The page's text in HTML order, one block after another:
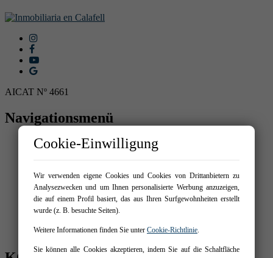
AICAT Nº 4661
Navigationsmenü
Startseite
Neubauprojekte
Detalle promoción
Verkaufen sie ihre immobilie
Uber uns
Kontakt
Cookie-Einwilligung
Wir verwenden eigene Cookies und Cookies von Drittanbietern zu
Analysezwecken und um Ihnen personalisierte Werbung anzuzeigen,
die auf einem Profil basiert, das aus Ihren Surfgewohnheiten erstellt
wurde (z. B. besuchte Seiten).
Weitere Informationen finden Sie unter Cookie-Richtlinie.
Sie können alle Cookies akzeptieren, indem Sie auf die Schaltfläche